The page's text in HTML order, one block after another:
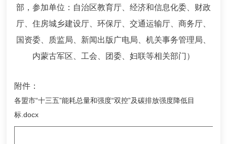
部，参加单位：自治区教育厅、经济和信息化委、财政
厅、住房城乡建设厅、环保厅、交通运输厅、商务厅、
国资委、质监局、新闻出版广电局、机关事务管理局、
内蒙古军区、工会、团委、妇联等相关部门）
附件：
各盟市“十三五”能耗总量和强度“双控”及碳排放强度降低目
标.docx